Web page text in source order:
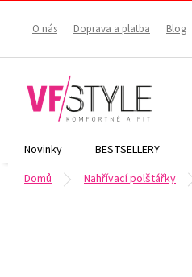
O nás Doprava a platba Blog
Novinky BESTSELLERY
Domů
Nahřívací polštářky